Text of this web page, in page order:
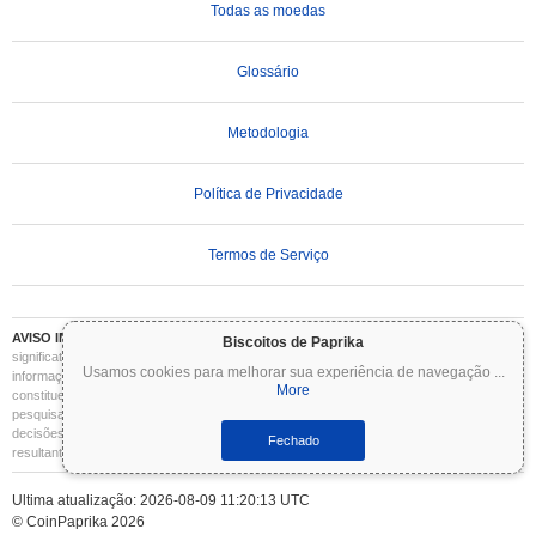
Biscoitos de Paprika
Usamos cookies para melhorar sua experiência de navegação ...
More
Fechado
Todas as moedas
Glossário
Metodologia
Política de Privacidade
Termos de Serviço
AVISO IMPORTANTE:
As criptomoedas são altamente voláteis e envolvem riscos
significativos. Você pode perder parte ou todo o seu investimento. Todas as
informações no Coinpaprika são fornecidas apenas para fins informativos e não
constituem aconselhamento financeiro ou de investimento. Sempre faça sua própria
pesquisa (DYOR) e consulte um consultor financeiro qualificado antes de tomar
decisões de investimento. O Coinpaprika não se responsabiliza por quaisquer perdas
resultantes do uso dessas informações.
Ultima atualização: 2026-08-09 11:20:13 UTC
© CoinPaprika 2026